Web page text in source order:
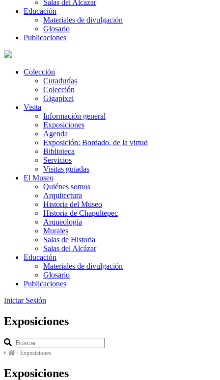
Salas del Alcázar
Educación
Materiales de divulgación
Glosario
Publicaciones
Colección
Curadurías
Colección
Gigapixel
Visita
Información general
Exposiciones
Agenda
Exposición: Bordado, de la virtud
Biblioteca
Servicios
Visitas guiadas
El Museo
Quiénes somos
Arquitectura
Historia del Museo
Historia de Chapultepec
Arqueología
Murales
Salas de Historia
Salas del Alcázar
Educación
Materiales de divulgación
Glosario
Publicaciones
Iniciar Sesión
Exposiciones
/ Exposiciones
Exposiciones